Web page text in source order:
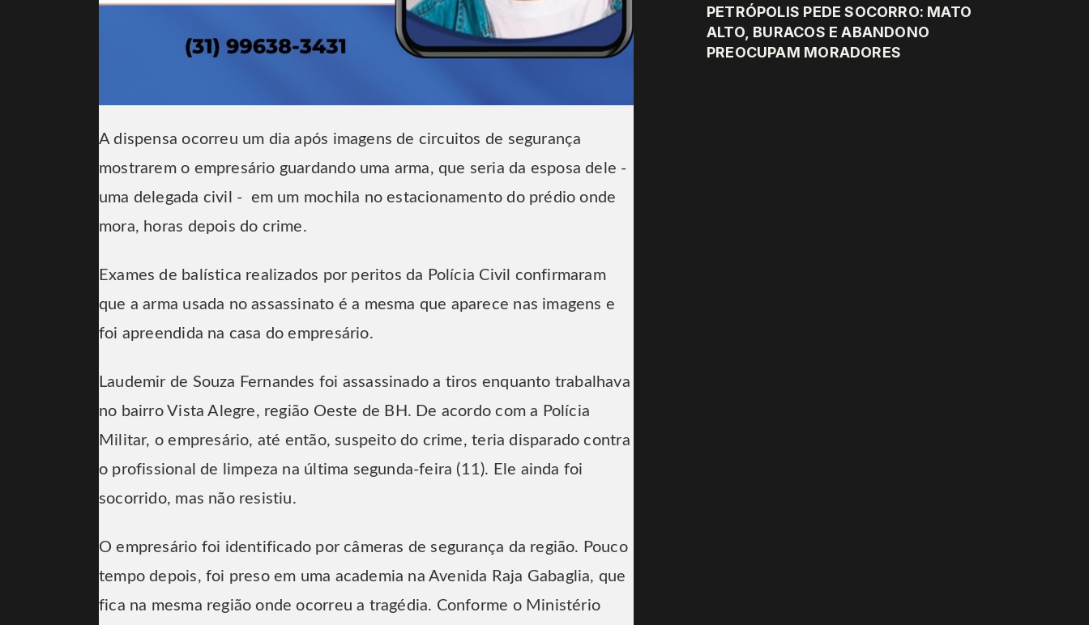
A dispensa ocorreu um dia após imagens de circuitos de segurança
mostrarem o empresário guardando uma arma, que seria da esposa dele -
uma delegada civil - em um mochila no estacionamento do prédio onde
mora, horas depois do crime.
Exames de balística realizados por peritos da Polícia Civil confirmaram
que a arma usada no assassinato é a mesma que aparece nas imagens e
foi apreendida na casa do empresário.
Laudemir de Souza Fernandes foi assassinado a tiros enquanto trabalhava
no bairro Vista Alegre, região Oeste de BH. De acordo com a Polícia
Militar, o empresário, até então, suspeito do crime, teria disparado contra
o profissional de limpeza na última segunda-feira (11). Ele ainda foi
socorrido, mas não resistiu.
O empresário foi identificado por câmeras de segurança da região. Pouco
tempo depois, foi preso em uma academia na Avenida Raja Gabaglia, que
fica na mesma região onde ocorreu a tragédia. Conforme o Ministério
PETRÓPOLIS PEDE SOCORRO: MATO
ALTO, BURACOS E ABANDONO
PREOCUPAM MORADORES